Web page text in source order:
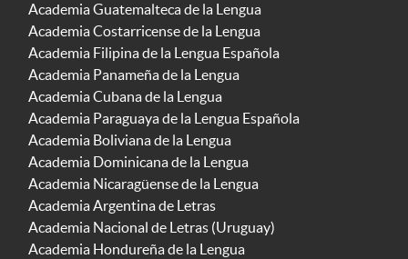
Academia Guatemalteca de la Lengua
Academia Costarricense de la Lengua
Academia Filipina de la Lengua Española
Academia Panameña de la Lengua
Academia Cubana de la Lengua
Academia Paraguaya de la Lengua Española
Academia Boliviana de la Lengua
Academia Dominicana de la Lengua
Academia Nicaragüense de la Lengua
Academia Argentina de Letras
Academia Nacional de Letras (Uruguay)
Academia Hondureña de la Lengua